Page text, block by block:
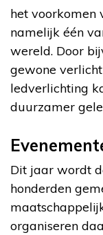
het voorkomen
namelijk één
wereld. Door
gewone
ledverlichting
duurzamer
Dit jaar wordt
honderden
organiseren